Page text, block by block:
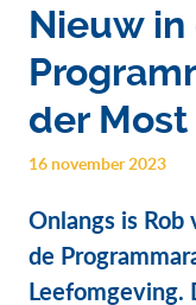
Nieuw in
der Most
16 november 2023
Onlangs is
de
Leefomgeving.